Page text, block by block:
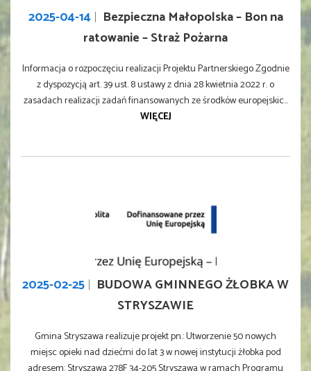
2025-04-14
Bezpieczna Małopolska – Bon na
ratowanie – Straż Pożarna
Informacja o rozpoczęciu realizacji Projektu Partnerskiego Zgodnie
z dyspozycją art. 39 ust. 8 ustawy z dnia 28 kwietnia 2022 r. o
zasadach realizacji zadań finansowanych ze środków europejskic...
WIĘCEJ
2025-02-25
BUDOWA GMINNEGO ŻŁOBKA W
STRYSZAWIE
Gmina Stryszawa realizuje projekt pn.: Utworzenie 50 nowych
miejsc opieki nad dziećmi do lat 3 w nowej instytucji żłobka pod